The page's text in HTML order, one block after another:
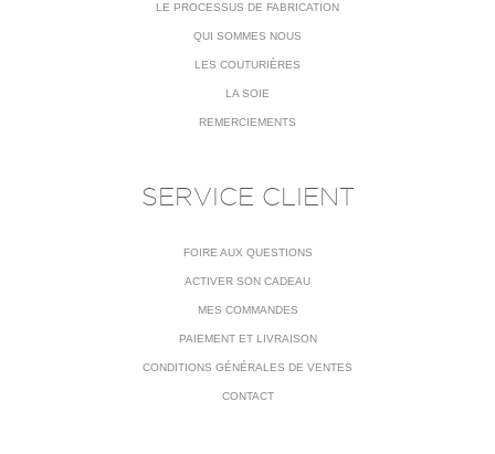
LE PROCESSUS DE FABRICATION
QUI SOMMES NOUS
LES COUTURIÈRES
LA SOIE
REMERCIEMENTS
SERVICE CLIENT
FOIRE AUX QUESTIONS
ACTIVER SON CADEAU
MES COMMANDES
PAIEMENT ET LIVRAISON
CONDITIONS GÉNÉRALES DE VENTES
CONTACT